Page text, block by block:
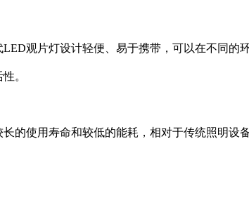
观片灯设计轻便、易于携带，可以在不同的
。
使用寿命和较低的能耗，相对于传统照明设